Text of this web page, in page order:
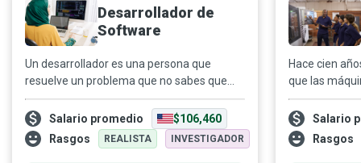
Desarrollador de
Software
Un desarrollador es una persona que
resuelve un problema que no sabes que
tienes, de una manera que no entiendes.
Más allá de ese comentario en tono de
broma, los desarrolladores de software
son las mentes creativas que usan
Salario promedio
$106,460
Rasgos
REALISTA INVESTIGADOR
Hace cien
que las
la inteligencia
seres
actualidad,
automático
Salario
Rasgos